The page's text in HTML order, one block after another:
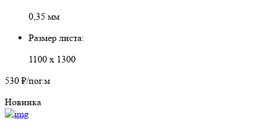
0,35 мм
Размер листа:
1100 х 1300
530 ₽/пог.м
Новинка